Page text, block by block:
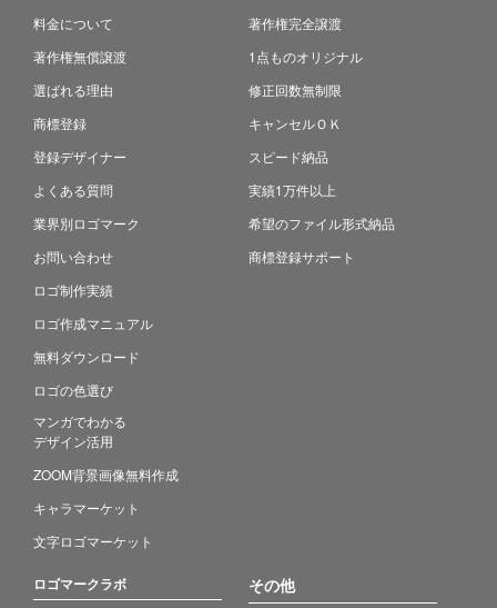
料金について
著作権無償譲渡
選ばれる理由
商標登録
登録デザイナー
よくある質問
業界別ロゴマーク
お問い合わせ
ロゴ制作実績
ロゴ作成マニュアル
無料ダウンロード
ロゴの色選び
マンガでわかる
デザイン活用
ZOOM背景画像無料作成
キャラマーケット
文字ロゴマーケット
著作権完全譲渡
1点ものオリジナル
修正回数無制限
キャンセルＯＫ
スピード納品
実績1万件以上
希望のファイル形式納品
商標登録サポート
ロゴマークラボ その他